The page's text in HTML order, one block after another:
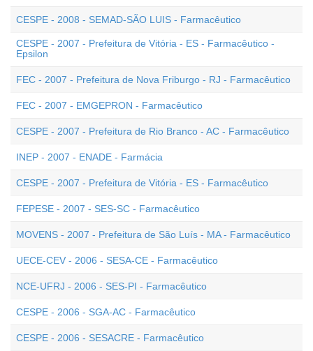
CESPE - 2008 - SEMAD-SÃO LUIS - Farmacêutico
CESPE - 2007 - Prefeitura de Vitória - ES - Farmacêutico -
Epsilon
FEC - 2007 - Prefeitura de Nova Friburgo - RJ - Farmacêutico
FEC - 2007 - EMGEPRON - Farmacêutico
CESPE - 2007 - Prefeitura de Rio Branco - AC - Farmacêutico
INEP - 2007 - ENADE - Farmácia
CESPE - 2007 - Prefeitura de Vitória - ES - Farmacêutico
FEPESE - 2007 - SES-SC - Farmacêutico
MOVENS - 2007 - Prefeitura de São Luís - MA - Farmacêutico
UECE-CEV - 2006 - SESA-CE - Farmacêutico
NCE-UFRJ - 2006 - SES-PI - Farmacêutico
CESPE - 2006 - SGA-AC - Farmacêutico
CESPE - 2006 - SESACRE - Farmacêutico